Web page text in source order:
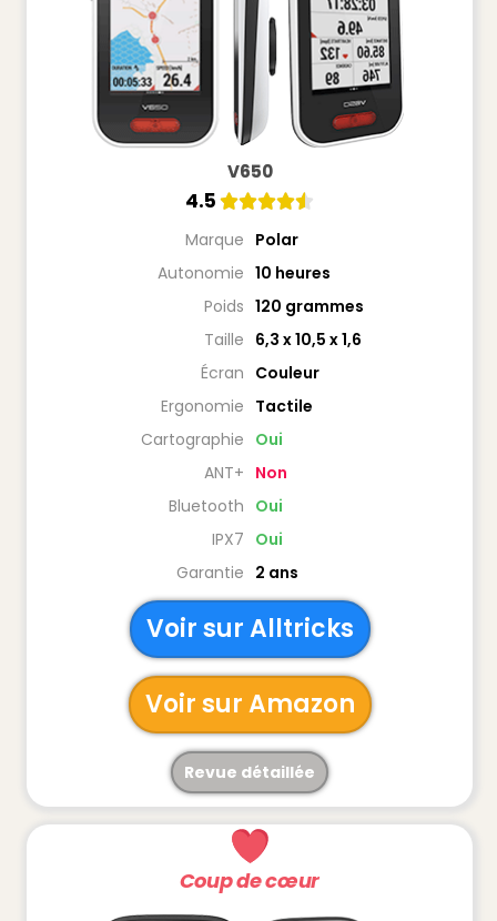
V650
4.5 
Marque Polar
Autonomie 10 heures
Poids 120 grammes
Taille 6,3 x 10,5 x 1,6
Écran Couleur
Ergonomie Tactile
Cartographie Oui
ANT+ Non
Bluetooth Oui
IPX7 Oui
Garantie 2 ans
Voir sur Alltricks
Voir sur Amazon
Revue détaillée
Coup de cœur